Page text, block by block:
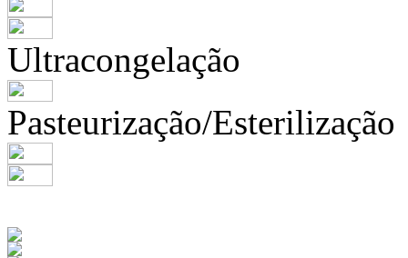
Ultracongelação
Pasteurização/Esterilização